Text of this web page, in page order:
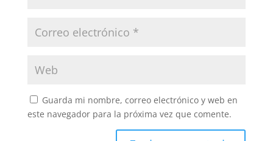
Guarda mi nombre, correo electrónico y web en
este navegador para la próxima vez que comente.